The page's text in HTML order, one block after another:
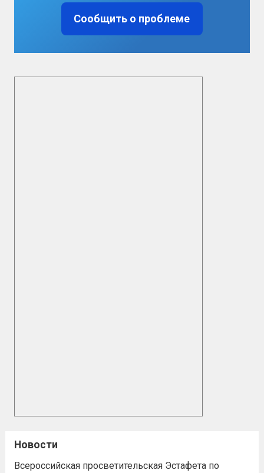
Сообщить о проблеме
Новости
Всероссийская просветительская Эстафета по